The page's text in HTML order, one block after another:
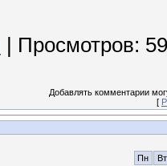
Просмотров:
Добавлять комментарии
[
Пн Вт